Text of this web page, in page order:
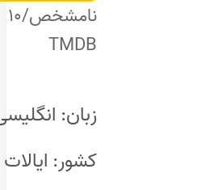
نامشخص/۱۰
TMDB
زبان: انگلیسی
کشور: ایالات